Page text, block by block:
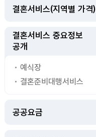
결혼서비스(지역별 가격)
결혼서비스 중요정보
공개
예식장
결혼준비대행서비스
공공요금